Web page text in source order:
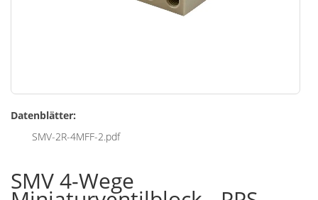
Anfang
Bildgalerie
Datenblätter:
SMV-2R-4MFF-2.pdf
SMV 4-Wege